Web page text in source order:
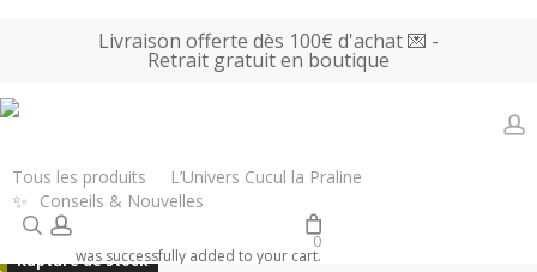
content
Livraison offerte dès 100€ d'achat 💌 -
Retrait gratuit en boutique
Tous les produits L’Univers Cucul la Praline
✨ Conseils & Nouvelles
searchaccount
0
was successfully added to your cart.
Accueil Tous les produits Objets décoratifs
Miroir Poppie – Rose
Rupture de stock